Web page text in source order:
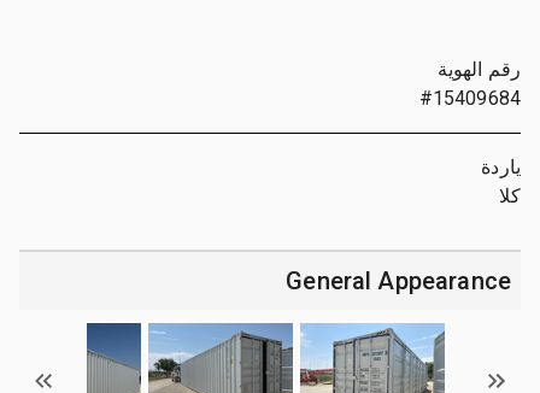
رقم الهوية
#15409684
ياردة
كلا
General Appearance